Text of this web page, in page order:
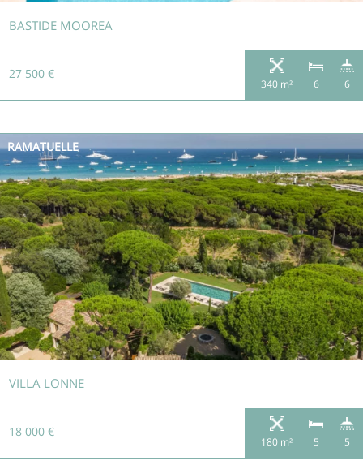
BASTIDE MOOREA
27 500 €
340 m² 6 6
RAMATUELLE
VILLA LONNE
18 000 €
180 m² 5 5